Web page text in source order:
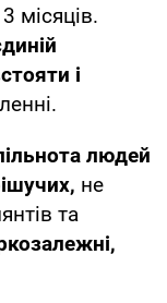
місяців.
і
людей
не
та